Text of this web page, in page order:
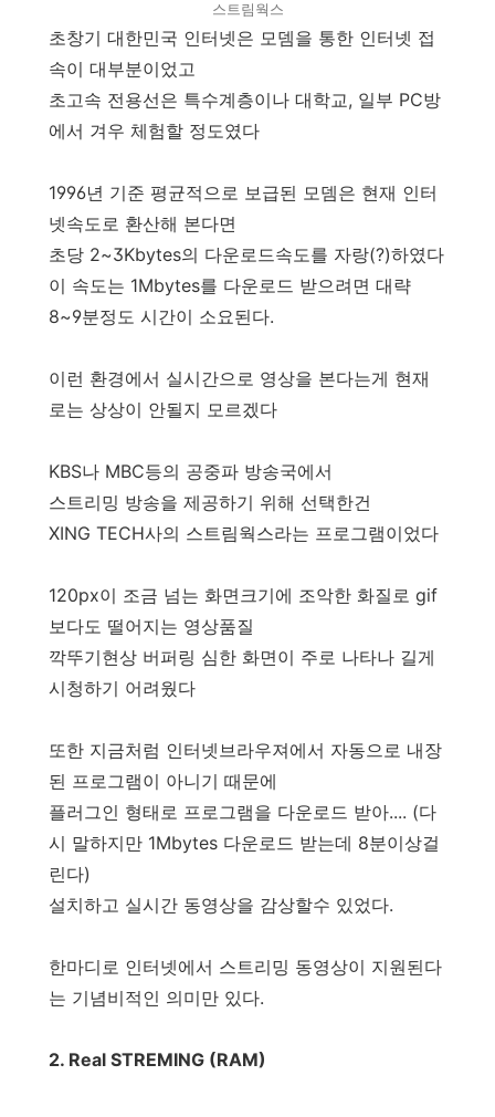
스트림웍스
초창기 대한민국 인터넷은 모뎀을 통한 인터넷 접
속이 대부분이었고
초고속 전용선은 특수계층이나 대학교, 일부 PC방
에서 겨우 체험할 정도였다
1996년 기준 평균적으로 보급된 모뎀은 현재 인터
넷속도로 환산해 본다면
초당 2~3Kbytes의 다운로드속도를 자랑(?)하였다
이 속도는 1Mbytes를 다운로드 받으려면 대략
8~9분정도 시간이 소요된다.
이런 환경에서 실시간으로 영상을 본다는게 현재
로는 상상이 안될지 모르겠다
KBS나 MBC등의 공중파 방송국에서
스트리밍 방송을 제공하기 위해 선택한건
XING TECH사의 스트림웍스라는 프로그램이었다
120px이 조금 넘는 화면크기에 조악한 화질로 gif
보다도 떨어지는 영상품질
깍뚜기현상 버퍼링 심한 화면이 주로 나타나 길게
시청하기 어려웠다
또한 지금처럼 인터넷브라우져에서 자동으로 내장
된 프로그램이 아니기 때문에
플러그인 형태로 프로그램을 다운로드 받아.... (다
시 말하지만 1Mbytes 다운로드 받는데 8분이상걸
린다)
설치하고 실시간 동영상을 감상할수 있었다.
한마디로 인터넷에서 스트리밍 동영상이 지원된다
는 기념비적인 의미만 있다.
2. Real STREMING (RAM)